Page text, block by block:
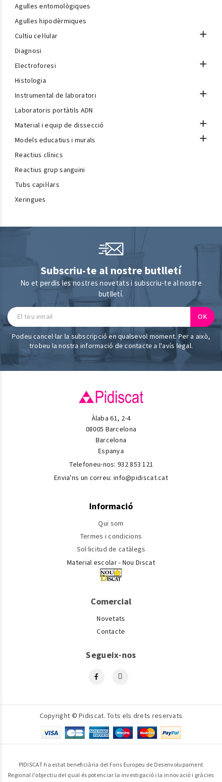
Agulles entomològiques
Agulles hipodèrmiques
Cultiu cel·lular

Diagnosi
Electroforesi

Histologia
Instrumental de laboratori

Laboratoris portàtils ADN
Material i equip de dissecció

Models educatius i murals 
Reactius clínics
Reactius grup sanguini
Tubs capil·lars
Xeringues
Subscriu-te al nostre butlletí
No et perdis les nostres novetats i subscriu-te al nostre
butlletí.
Podeu cancel·lar la subscripció en qualsevol moment. Per a això,
trobeu la nostra informació de contacte a l'avís legal.
Àlaba 61, 2-4
08005 Barcelona
Barcelona
Espanya
Telefoneu-nos:932 853 121
Envia'ns un correu: info@pidiscat.cat
Informació
Qui som
Termes i condicions
Sol·licitud de catàlegs
Material escolar - Nou Discat
Comercial
Novetats
Contacte
Segueix-nos
Copyright © Pidiscat. Tots els drets reservats
PIDISCAT ha estat beneficiària del Fons Europeu de Desenvolupament
Regional l'objectiu del qual és potenciar la investigació i la innovació i gràcies